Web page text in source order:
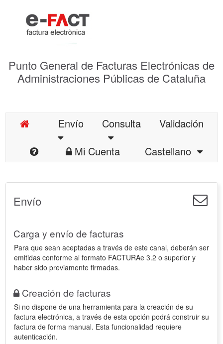
Punto General de Facturas Electrónicas de
Administraciones Públicas de Cataluña
Envío Consulta
Validación
Mi Cuenta
Castellano
Envío
Carga y envío de facturas
Para que sean aceptadas a través de este canal, deberán ser
emitidas conforme al formato FACTURAe 3.2 o superior y
haber sido previamente firmadas.
Creación de facturas
Si no dispone de una herramienta para la creación de su
factura electrónica, a través de esta opción podrá construir su
factura de forma manual. Esta funcionalidad requiere
autenticación.